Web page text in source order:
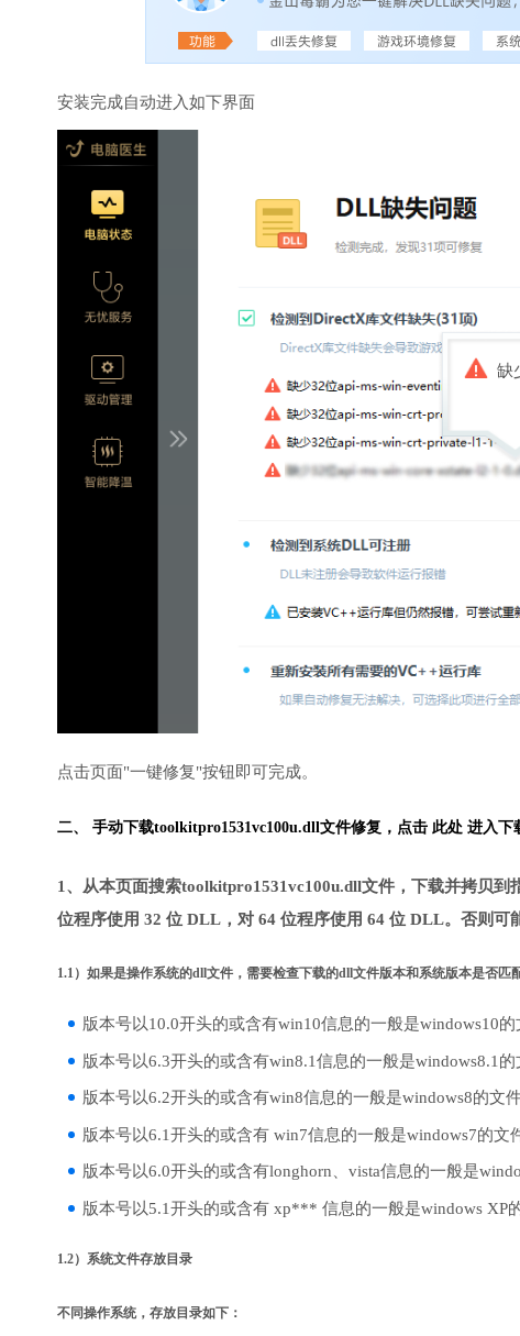
安装完成自动进入如下界面
缺
点击页面"一键修复"按钮即可完成。
二、 手动下载toolkitpro1531vc100u.dll文件修复， 点击 此处 进入下
1、从本页面搜索toolkitpro1531vc100u.dll文件，下载并拷贝
位程序使用 32 位 DLL，对 64 位程序使用 64 位 DLL。否则可
1.1）如果是操作系统的dll文件，需要检查下载的dll文件版本和系统版本是否匹
版本号以10.0开头的或含有win10信息的一般是windows10的
版本号以6.3开头的或含有win8.1信息的一般是windows8.1的
版本号以6.2开头的或含有win8信息的一般是windows8的文
版本号以6.1开头的或含有 win7信息的一般是windows7的文
版本号以6.0开头的或含有longhorn、vista信息的一般是
版本号以5.1开头的或含有 xp*** 信息的一般是windows XP
1.2）系统文件存放目录
不同操作系统，存放目录如下：